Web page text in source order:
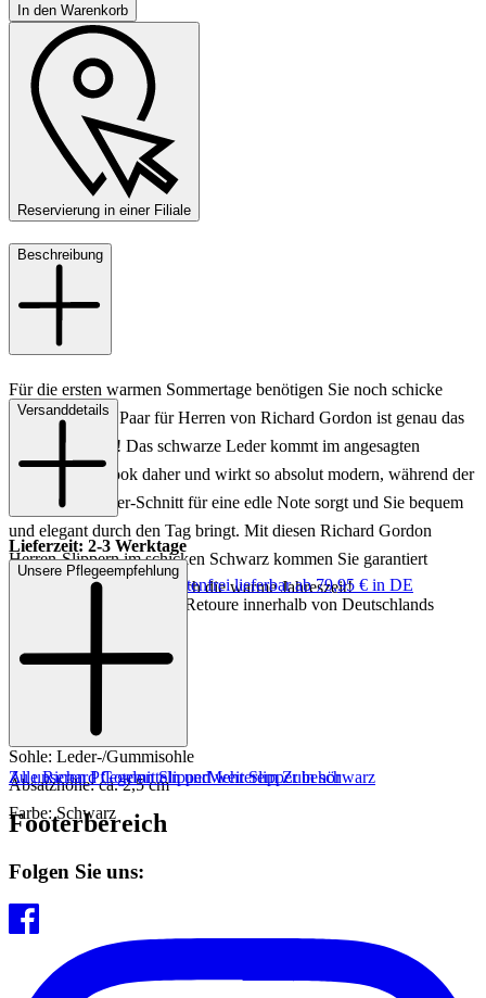
In den Warenkorb
Reservierung in einer Filiale
Beschreibung
Für die ersten warmen Sommertage benötigen Sie noch schicke
Slipper? Dieses Paar für Herren von Richard Gordon ist genau das
Richtige für Sie! Das schwarze Leder kommt im angesagten
geflochtenen Look daher und wirkt so absolut modern, während der
klassische Slipper-Schnitt für eine edle Note sorgt und Sie bequem
und elegant durch den Tag bringt. Mit diesen Richard Gordon
Herren-Slippern im schicken Schwarz kommen Sie garantiert
bequem und stilsicher durch die warme Jahreszeit!
Innensohle: Leder
Sohle: Leder-/Gummisohle
Absatzhöhe: ca. 2,5 cm
Farbe: Schwarz
Versanddetails
Lieferzeit: 2-3 Werktage
Keine Versandkosten:
kostenfrei lieferbar ab 79,95 € in DE
Einfache und Kostenlose Retoure innerhalb von Deutschlands
Unsere Pflegeempfehlung
Zu unseren Pflegemitteln und weiterem Zubehör
Alle Richard Gordon SlipperMehr Slipper in schwarz
Footerbereich
Folgen Sie uns: